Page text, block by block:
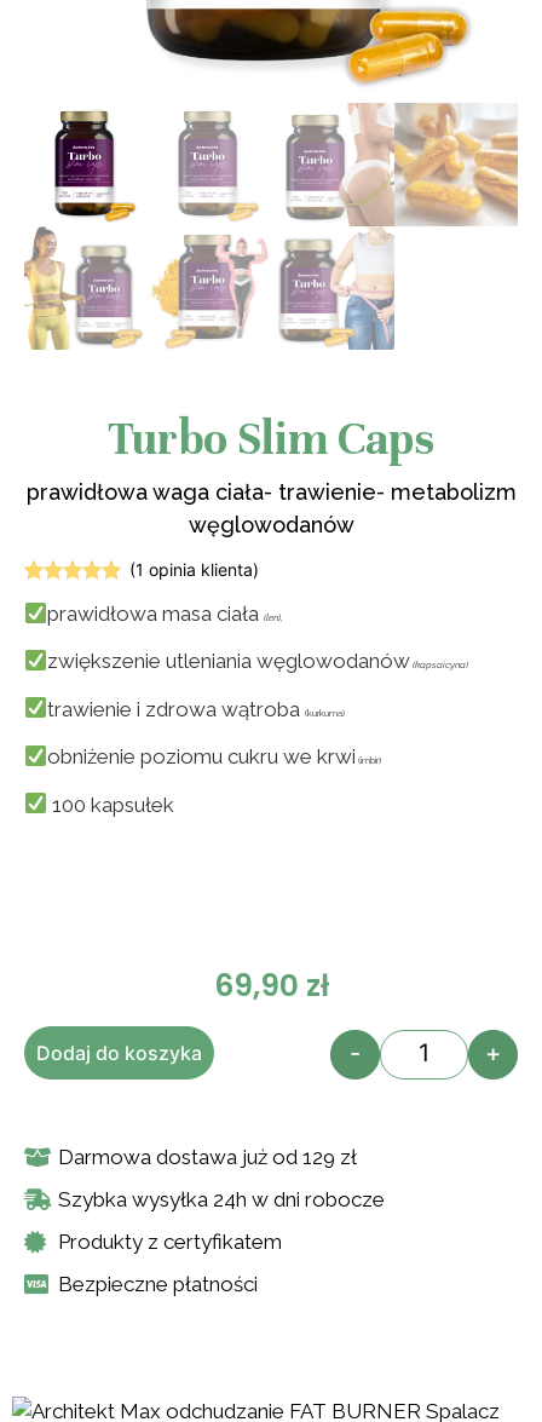
Turbo Slim Caps
prawidłowa waga ciała- trawienie- metabolizm
węglowodanów
5.00na 5
podstawie
oceny
(1 opinia klienta)
prawidłowa masa ciała(len),
zwiększenie utleniania węglowodanów (kapsaicyna)
trawienie i zdrowa wątroba(kurkuma)
obniżenie poziomu cukru we krwi (imbir)
100 kapsułek
69,90 zł
- +
Dodaj do koszyka
Darmowa dostawa już od 129 zł
Szybka wysyłka 24h w dni robocze
Produkty z certyfikatem
Bezpieczne płatności